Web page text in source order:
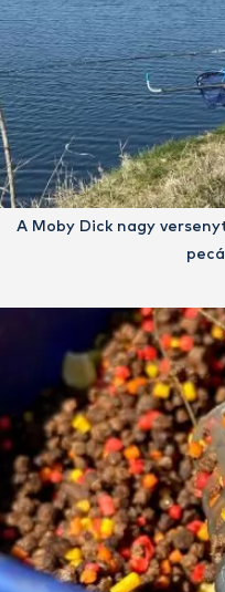
A Moby Dick nagy